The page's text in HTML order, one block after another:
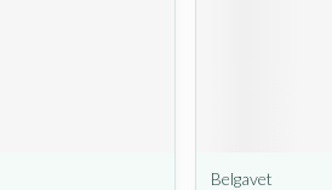
Belgavet